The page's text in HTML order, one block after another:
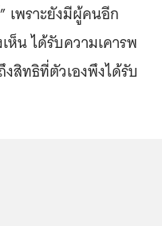
เพราะยังมีผู้คนอีก
น ได้รับความเคารพ
งสิทธิที่ตัวเองพึงได้รับ